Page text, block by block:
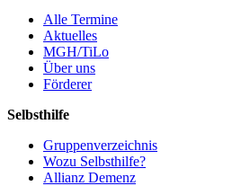
Alle Termine
Aktuelles
MGH/TiLo
Über uns
Förderer
Selbsthilfe
Gruppenverzeichnis
Wozu Selbsthilfe?
Allianz Demenz